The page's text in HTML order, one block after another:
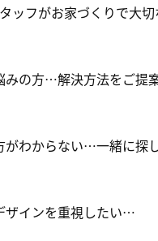
ッフがお家づくりで大
みの方…解決方法をご提
がわからない…一緒に探
ザインを重視したい…